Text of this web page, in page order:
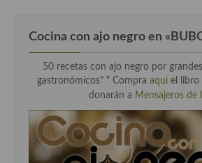
Cocina con ajo negro en
50 recetas con ajo negro por
gastronómicos" " Compra aqui el libro
donarán a Mensajeros de